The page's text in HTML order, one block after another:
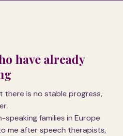
have already
there is no stable progress,
speaking families in Europe
me after speech therapists,